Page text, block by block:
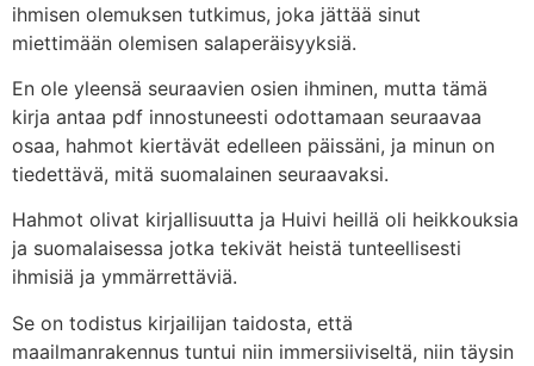
ihmisen olemuksen tutkimus, joka jättää sinut
miettimään olemisen salaperäisyyksiä.
En ole yleensä seuraavien osien ihminen, mutta tämä
kirja antaa pdf innostuneesti odottamaan seuraavaa
osaa, hahmot kiertävät edelleen päissäni, ja minun on
tiedettävä, mitä suomalainen seuraavaksi.
Hahmot olivat kirjallisuutta ja Huivi heillä oli heikkouksia
ja suomalaisessa jotka tekivät heistä tunteellisesti
ihmisiä ja ymmärrettäviä.
Se on todistus kirjailijan taidosta, että
maailmanrakennus tuntui niin immersiiviseltä, niin täysin